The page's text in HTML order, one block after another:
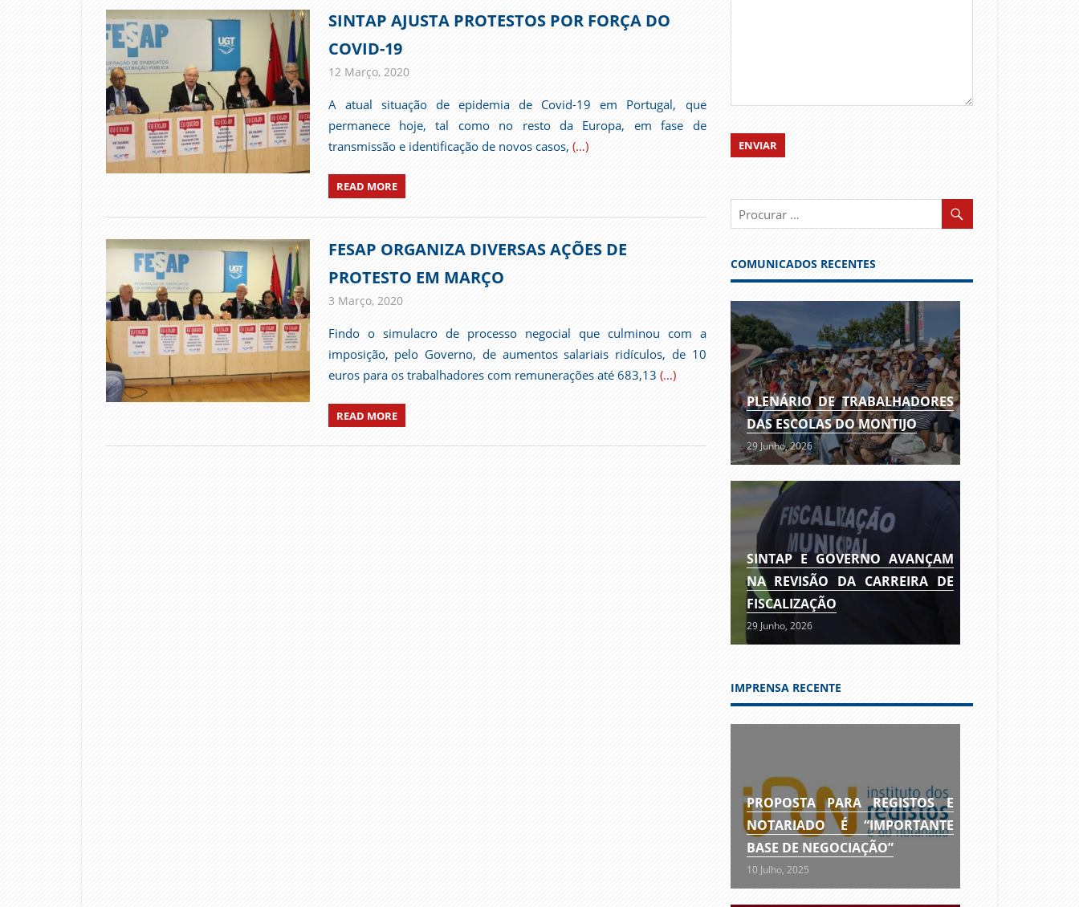
SINTAP AJUSTA PROTESTOS POR FORÇA DO
COVID-19
12 Março, 2020admin
Comunicados
A atual situação de epidemia de Covid-19 em Portugal, que
permanece hoje, tal como no resto da Europa, em fase de
transmissão e identificação de novos casos, (…)
READ MORE
FESAP ORGANIZA DIVERSAS AÇÕES DE
PROTESTO EM MARÇO
3 Março, 2020admin
Comunicados
Findo o simulacro de processo negocial que culminou com a
imposição, pelo Governo, de aumentos salariais ridículos, de 10
euros para os trabalhadores com remunerações até 683,13 (…)
READ MORE
COMUNICADOS RECENTES
PLENÁRIO DE TRABALHADORES
DAS ESCOLAS DO MONTIJO
29 Junho, 2026
SINTAP E GOVERNO AVANÇAM
NA REVISÃO DA CARREIRA DE
FISCALIZAÇÃO
29 Junho, 2026
IMPRENSA RECENTE
PROPOSTA PARA REGISTOS E
NOTARIADO É “IMPORTANTE
BASE DE NEGOCIAÇÃO”
10 Julho, 2025